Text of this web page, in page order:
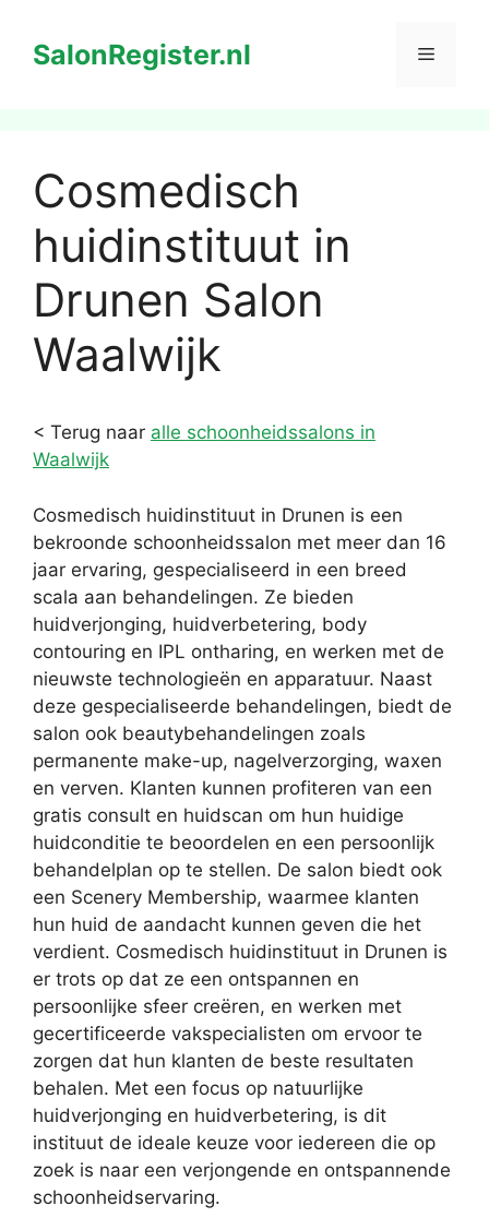
naarSalonRegister.nl Menu
Cosmedisch
huidinstituut in
Drunen Salon
Waalwijk
< Terug naar alle schoonheidssalons in
Waalwijk
Cosmedisch huidinstituut in Drunen is een
bekroonde schoonheidssalon met meer dan 16
jaar ervaring, gespecialiseerd in een breed
scala aan behandelingen. Ze bieden
huidverjonging, huidverbetering, body
contouring en IPL ontharing, en werken met de
nieuwste technologieën en apparatuur. Naast
deze gespecialiseerde behandelingen, biedt de
salon ook beautybehandelingen zoals
permanente make-up, nagelverzorging, waxen
en verven. Klanten kunnen profiteren van een
gratis consult en huidscan om hun huidige
huidconditie te beoordelen en een persoonlijk
behandelplan op te stellen. De salon biedt ook
een Scenery Membership, waarmee klanten
hun huid de aandacht kunnen geven die het
verdient. Cosmedisch huidinstituut in Drunen is
er trots op dat ze een ontspannen en
persoonlijke sfeer creëren, en werken met
gecertificeerde vakspecialisten om ervoor te
zorgen dat hun klanten de beste resultaten
behalen. Met een focus op natuurlijke
huidverjonging en huidverbetering, is dit
instituut de ideale keuze voor iedereen die op
zoek is naar een verjongende en ontspannende
schoonheidservaring.